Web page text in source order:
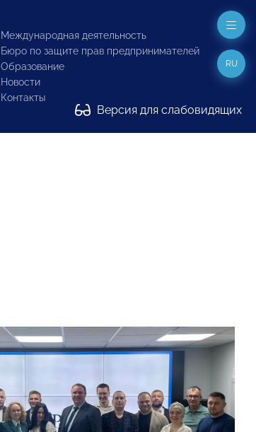
Международная деятельность
Бюро по защите прав предпринимателей
Образование
Новости
Контакты
Версия для слабовидящих
RU